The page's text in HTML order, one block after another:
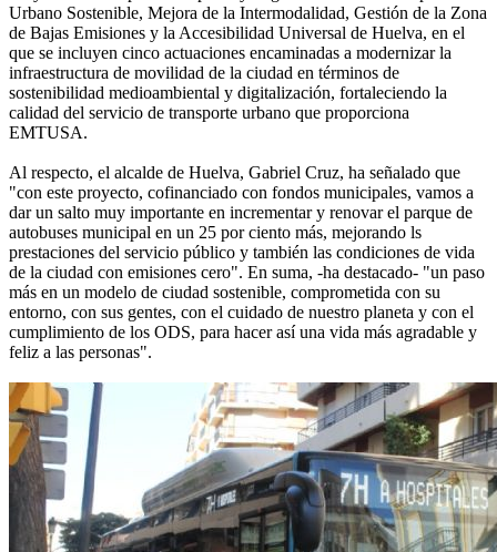
Urbano Sostenible, Mejora de la Intermodalidad, Gestión de la Zona
de Bajas Emisiones y la Accesibilidad Universal de Huelva, en el
que se incluyen cinco actuaciones encaminadas a modernizar la
infraestructura de movilidad de la ciudad en términos de
sostenibilidad medioambiental y digitalización, fortaleciendo la
calidad del servicio de transporte urbano que proporciona
EMTUSA.
Al respecto, el alcalde de Huelva, Gabriel Cruz, ha señalado que
"con este proyecto, cofinanciado con fondos municipales, vamos a
dar un salto muy importante en incrementar y renovar el parque de
autobuses municipal en un 25 por ciento más, mejorando ls
prestaciones del servicio público y también las condiciones de vida
de la ciudad con emisiones cero". En suma, -ha destacado- "un paso
más en un modelo de ciudad sostenible, comprometida con su
entorno, con sus gentes, con el cuidado de nuestro planeta y con el
cumplimiento de los ODS, para hacer así una vida más agradable y
feliz a las personas".